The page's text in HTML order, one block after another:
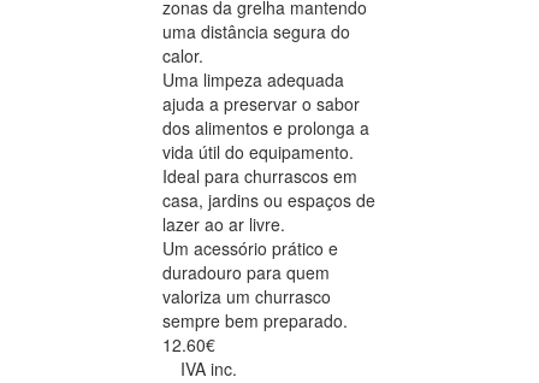
zonas da grelha mantendo
uma distância segura do
calor.
Uma limpeza adequada
ajuda a preservar o sabor
dos alimentos e prolonga a
vida útil do equipamento.
Ideal para churrascos em
casa, jardins ou espaços de
lazer ao ar livre.
Um acessório prático e
duradouro para quem
valoriza um churrasco
sempre bem preparado.
12.60€
IVA inc.